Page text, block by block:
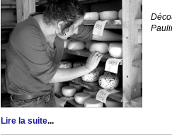
Lire la suite...